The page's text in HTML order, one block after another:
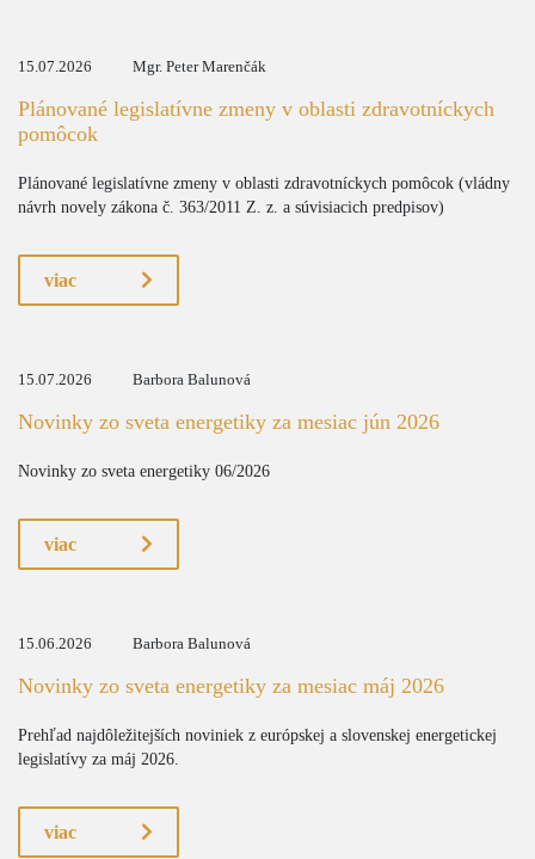
15.07.2026 Mgr. Peter Marenčák
Plánované legislatívne zmeny v oblasti zdravotníckych
pomôcok
Plánované legislatívne zmeny v oblasti zdravotníckych pomôcok (vládny
návrh novely zákona č. 363/2011 Z. z. a súvisiacich predpisov)
viac
15.07.2026 Barbora Balunová
Novinky zo sveta energetiky za mesiac jún 2026
Novinky zo sveta energetiky 06/2026
viac
15.06.2026 Barbora Balunová
Novinky zo sveta energetiky za mesiac máj 2026
Prehľad najdôležitejších noviniek z európskej a slovenskej energetickej
legislatívy za máj 2026.
viac